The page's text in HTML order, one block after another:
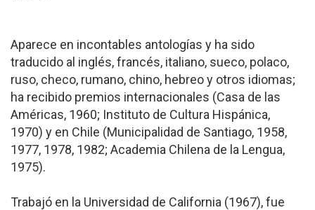
Aparece en incontables antologías y ha sido
traducido al inglés, francés, italiano, sueco, polaco,
ruso, checo, rumano, chino, hebreo y otros idiomas;
ha recibido premios internacionales (Casa de las
Américas, 1960; Instituto de Cultura Hispánica,
1970) y en Chile (Municipalidad de Santiago, 1958,
1977, 1978, 1982; Academia Chilena de la Lengua,
1975).
Trabajó en la Universidad de California (1967), fue